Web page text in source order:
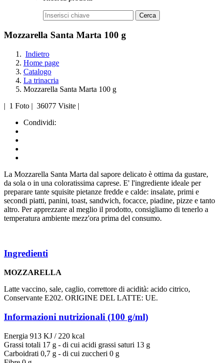
Cerca
Mozzarella Santa Marta 100 g
Indietro
Home page
Catalogo
La trinacria
Mozzarella Santa Marta 100 g
| 1 Foto | 36077 Visite |
Condividi:
La Mozzarella Santa Marta dal sapore delicato è ottima da gustare,
da sola o in una coloratissima caprese. E' l'ingrediente ideale per
preparare tante squisite pietanze fredde e calde: insalate, primi e
secondi piatti, panini, toast, sandwich, focacce, piadine, pizze e tanto
altro. Per apprezzare al meglio il prodotto, consigliamo di tenerlo a
temperatura ambiente mezz'ora prima del consumo.
Ingredienti
MOZZARELLA
Latte vaccino, sale, caglio, correttore di acidità: acido citrico,
Conservante E202. ORIGINE DEL LATTE: UE.
Informazioni nutrizionali (100 g/ml)
Energia 913 KJ / 220 kcal
Grassi totali 17 g - di cui acidi grassi saturi 13 g
Carboidrati 0,7 g - di cui zuccheri 0 g